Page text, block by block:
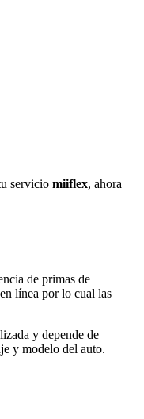
servicio miiflex, ahora
de primas de
línea por lo cual las
y depende de
y modelo del auto.